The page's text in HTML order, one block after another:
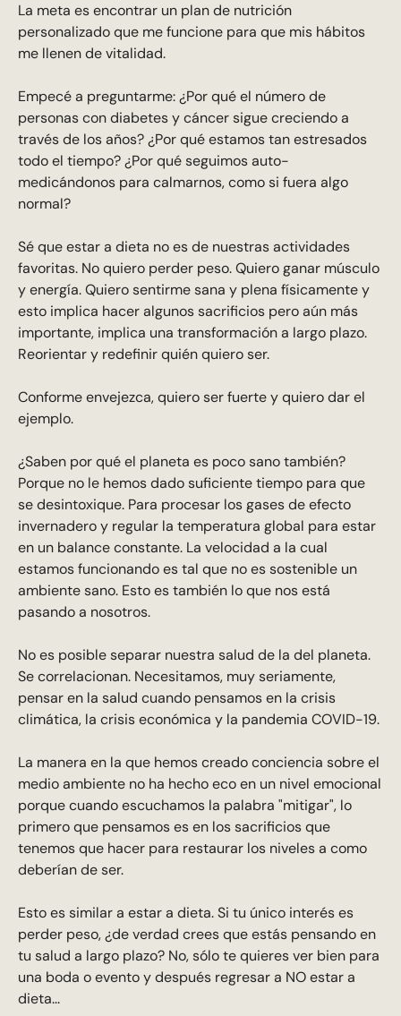
La meta es encontrar un plan de nutrición
personalizado que me funcione para que mis hábitos
me llenen de vitalidad.
Empecé a preguntarme: ¿Por qué el número de
personas con diabetes y cáncer sigue creciendo a
través de los años? ¿Por qué estamos tan estresados
todo el tiempo? ¿Por qué seguimos auto-
medicándonos para calmarnos, como si fuera algo
normal?
Sé que estar a dieta no es de nuestras actividades
favoritas. No quiero perder peso. Quiero ganar músculo
y energía. Quiero sentirme sana y plena físicamente y
esto implica hacer algunos sacrificios pero aún más
importante, implica una transformación a largo plazo.
Reorientar y redefinir quién quiero ser.
Conforme envejezca, quiero ser fuerte y quiero dar el
ejemplo.
¿Saben por qué el planeta es poco sano también?
Porque no le hemos dado suficiente tiempo para que
se desintoxique. Para procesar los gases de efecto
invernadero y regular la temperatura global para estar
en un balance constante. La velocidad a la cual
estamos funcionando es tal que no es sostenible un
ambiente sano. Esto es también lo que nos está
pasando a nosotros.
No es posible separar nuestra salud de la del planeta.
Se correlacionan. Necesitamos, muy seriamente,
pensar en la salud cuando pensamos en la crisis
climática, la crisis económica y la pandemia COVID-19.
La manera en la que hemos creado conciencia sobre el
medio ambiente no ha hecho eco en un nivel emocional
porque cuando escuchamos la palabra "mitigar", lo
primero que pensamos es en los sacrificios que
tenemos que hacer para restaurar los niveles a como
deberían de ser.
Esto es similar a estar a dieta. Si tu único interés es
perder peso, ¿de verdad crees que estás pensando en
tu salud a largo plazo? No, sólo te quieres ver bien para
una boda o evento y después regresar a NO estar a
dieta...